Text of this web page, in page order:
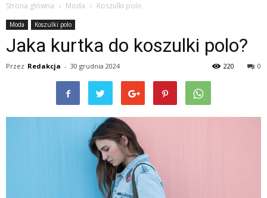
Strona główna Moda Koszulki polo
Moda Koszulki polo
Jaka kurtka do koszulki polo?
Przez Redakcja - 30 grudnia 2024 0
220